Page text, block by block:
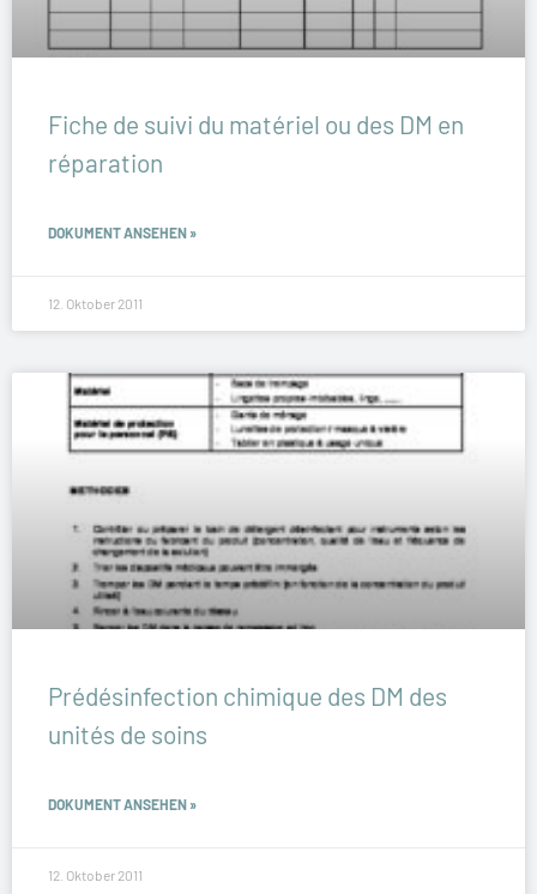
Fiche de suivi du matériel ou des DM en
réparation
DOKUMENT ANSEHEN »
12. Oktober 2011
Prédésinfection chimique des DM des
unités de soins
DOKUMENT ANSEHEN »
12. Oktober 2011